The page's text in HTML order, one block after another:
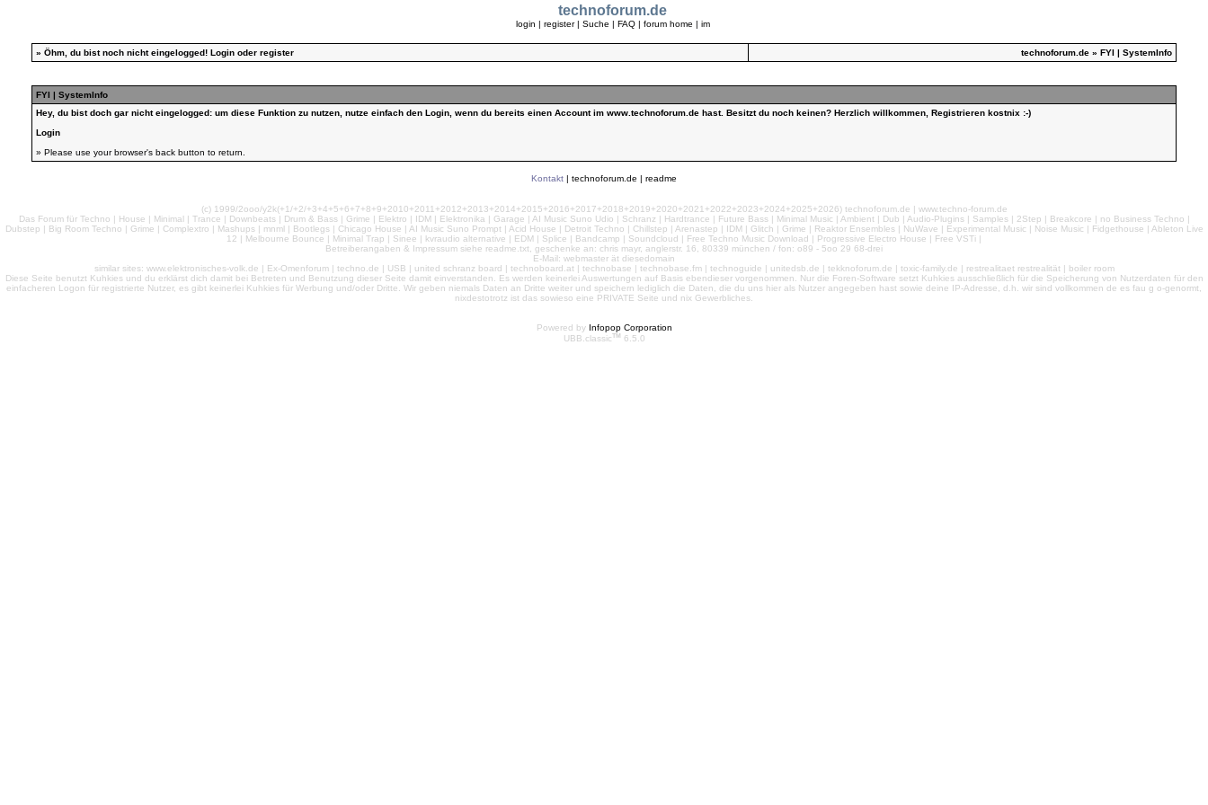
technoforum.de
login | register | Suche | FAQ| forum home | im
» Öhm, du bist noch nicht eingelogged! Login oder register technoforum.de » FYI | SystemInfo
FYI | SystemInfo
Hey, du bist doch gar nicht eingelogged: um diese Funktion zu nutzen, nutze einfach den Login, wenn du bereits einen Account im www.technoforum.de hast. Besitzt du noch keinen? Herzlich willkommen, Registrieren kostnix :-)
Login
» Please use your browser's back button to return.
Kontakt | technoforum.de | readme
(c) 1999/2ooo/y2k(+1/+2/+3+4+5+6+7+8+9+2010+2011+2012+2013+2014+2015+2016+2017+2018+2019+2020+2021+2022+2023+2024+2025+2026) technoforum.de | www.techno-forum.de
Das Forum für Techno | House | Minimal | Trance | Downbeats | Drum & Bass | Grime | Elektro | IDM | Elektronika | Garage | AI Music Suno Udio | Schranz | Hardtrance | Future Bass | Minimal Music | Ambient | Dub | Audio-Plugins | Samples | 2Step | Breakcore | no Business Techno |
Dubstep | Big Room Techno | Grime | Complextro | Mashups | mnml | Bootlegs | Chicago House | AI Music Suno Prompt | Acid House | Detroit Techno | Chillstep | Arenastep | IDM | Glitch | Grime | Reaktor Ensembles | NuWave | Experimental Music | Noise Music | Fidgethouse | Ableton Live
12 | Melbourne Bounce | Minimal Trap | Sinee | kvraudio alternative | EDM | Splice | Bandcamp | Soundcloud | Free Techno Music Download | Progressive Electro House | Free VSTi |
Betreiberangaben & Impressum siehe readme.txt, geschenke an: chris mayr, anglerstr. 16, 80339 münchen / fon: o89 - 5oo 29 68-drei
E-Mail: webmaster ät diesedomain
similar sites: www.elektronisches-volk.de | Ex-Omenforum | techno.de | USB | united schranz board | technoboard.at | technobase | technobase.fm | technoguide | unitedsb.de | tekknoforum.de | toxic-family.de | restrealitaet restrealität | boiler room
Diese Seite benutzt Kuhkies und du erklärst dich damit bei Betreten und Benutzung dieser Seite damit einverstanden. Es werden keinerlei Auswertungen auf Basis ebendieser vorgenommen. Nur die Foren-Software setzt Kuhkies ausschließlich für die Speicherung von Nutzerdaten für den
einfacheren Logon für registrierte Nutzer, es gibt keinerlei Kuhkies für Werbung und/oder Dritte. Wir geben niemals Daten an Dritte weiter und speichern lediglich die Daten, die du uns hier als Nutzer angegeben hast sowie deine IP-Adresse, d.h. wir sind vollkommen de es fau g o-genormt,
nixdestotrotz ist das sowieso eine PRIVATE Seite und nix Gewerbliches.
Powered by Infopop Corporation
UBB.classicTM 6.5.0